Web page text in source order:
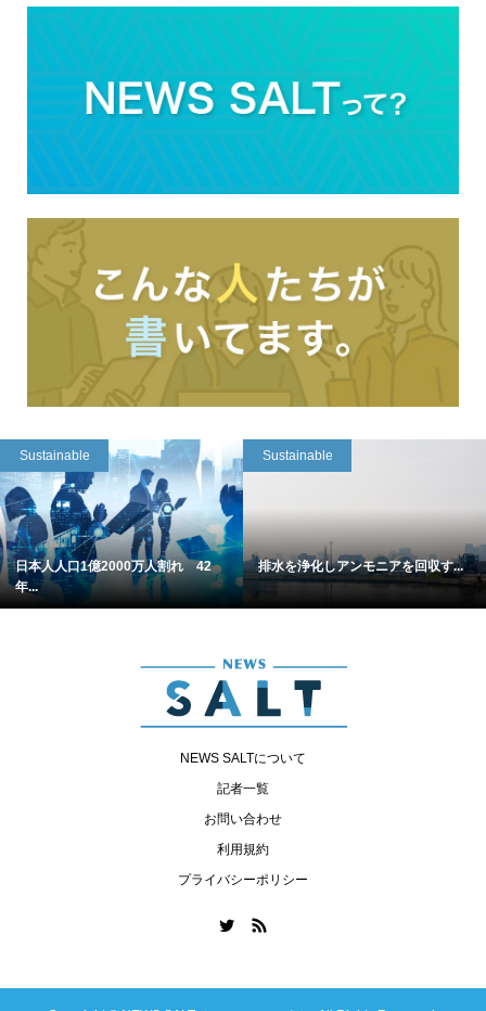
Sustainable
日本人人口1億2000万人割れ 42
年...
Sustainable
排水を浄化しアンモニアを回収す...
NEWS SALTについて
記者一覧
お問い合わせ
利用規約
プライバシーポリシー